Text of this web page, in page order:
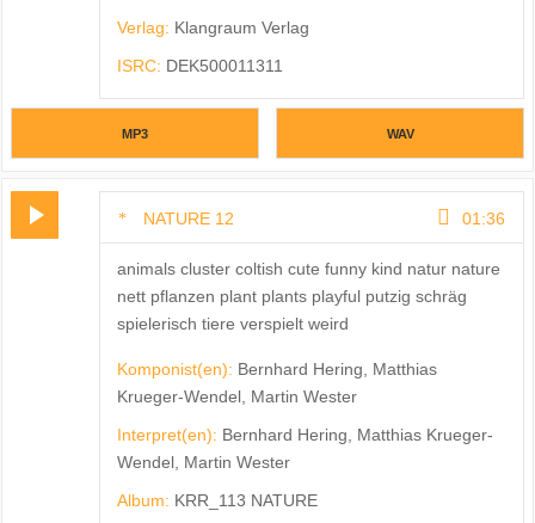
Verlag: Klangraum Verlag
ISRC: DEK500011311
MP3 WAV
NATURE 12 01:36
animals cluster coltish cute funny kind natur nature
nett pflanzen plant plants playful putzig schräg
spielerisch tiere verspielt weird
Komponist(en): Bernhard Hering, Matthias
Krueger-Wendel, Martin Wester
Interpret(en): Bernhard Hering, Matthias Krueger-
Wendel, Martin Wester
Album: KRR_113 NATURE